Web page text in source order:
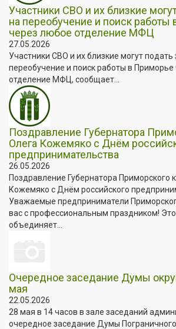
Участники СВО и их близкие
на переобучение и поиск работы
через любое отделение МФЦ
27.05.2026
Участники СВО и их близкие могут подать
переобучение и поиск работы в
отделение МФЦ, сообщает...
Поздравление Губернатора
Олега Кожемяко с Днём
предпринимательства
26.05.2026
Поздравление Губернатора Приморского
Кожемяко с Днём российского
Уважаемые предприниматели
вас с профессиональным праздником!
объединяет...
Очередное заседание Думы
мая
22.05.2026
28 мая в 14 часов в зале заседаний
очередное заседание Думы